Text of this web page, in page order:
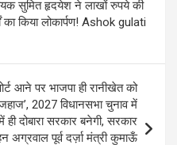
सुमित हृदयेश ने लाखों रुपये की
का किया लोकार्पण! Ashok gulati
आने पर भाजपा ही रानीखेत को
2027 विधानसभा चुनाव में
दोबारा सरकार बनेगी, सरकार
अग्रवाल पूर्व दर्ज़ा मंत्री कुमाऊँ